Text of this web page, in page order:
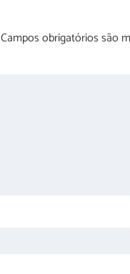
Campos obrigatórios são